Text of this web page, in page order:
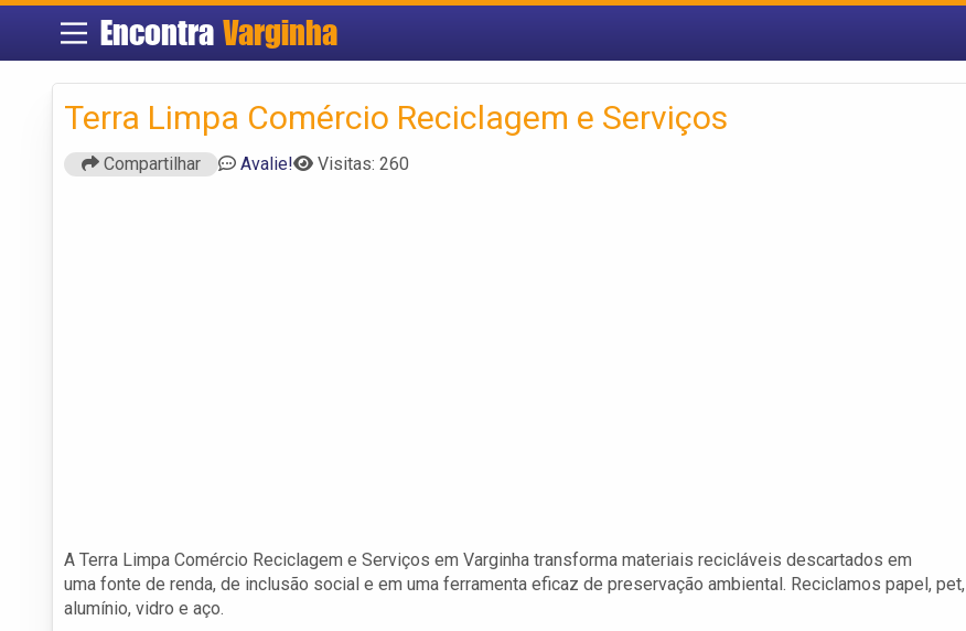
Encontra Varginha
Terra Limpa Comércio Reciclagem e Serviços
Compartilhar Avalie! Visitas: 260
A Terra Limpa Comércio Reciclagem e Serviços em Varginha transforma materiais recicláveis descartados em
uma fonte de renda, de inclusão social e em uma ferramenta eficaz de preservação ambiental. Reciclamos papel, pet,
alumínio, vidro e aço.